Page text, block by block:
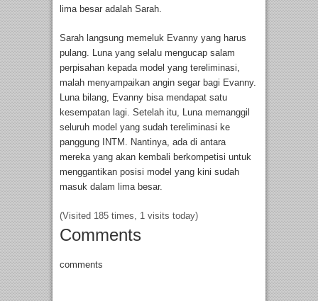
lima besar adalah Sarah.
Sarah langsung memeluk Evanny yang harus
pulang. Luna yang selalu mengucap salam
perpisahan kepada model yang tereliminasi,
malah menyampaikan angin segar bagi Evanny.
Luna bilang, Evanny bisa mendapat satu
kesempatan lagi. Setelah itu, Luna memanggil
seluruh model yang sudah tereliminasi ke
panggung INTM. Nantinya, ada di antara
mereka yang akan kembali berkompetisi untuk
menggantikan posisi model yang kini sudah
masuk dalam lima besar.
(Visited 185 times, 1 visits today)
Comments
comments